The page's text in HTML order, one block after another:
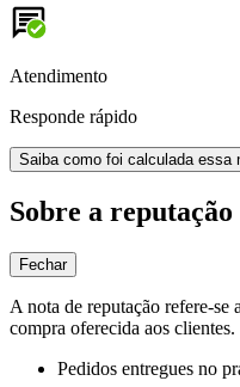
Atendimento
Responde rápido
Saiba como foi calculada essa
Sobre a
Fechar
A nota de reputação refere-
compra oferecida aos
Pedidos entregues no